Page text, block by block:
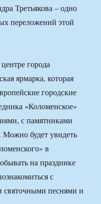
Третьякова – одно
переложений этой
города
ярмарка, которая
городские
«Коломенское»
с памятниками
Можно будет увидеть
в
на празднике
с
песнями и